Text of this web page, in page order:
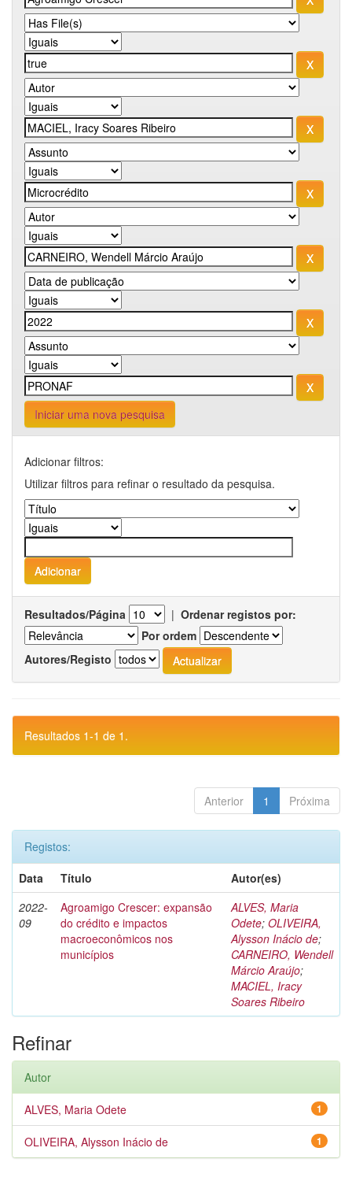
Iniciar uma nova pesquisa
Adicionar filtros:
Utilizar filtros para refinar o resultado da pesquisa.
Resultados/Página | Ordenar registos por:
Por ordem
Autores/Registo
Resultados 1-1 de 1.
Anterior 1 Próxima
Registos:
Data
Título
Autor(es)
2022-
09
Agroamigo Crescer: expansão
do crédito e impactos
macroeconômicos nos
municípios
ALVES, Maria
Odete; OLIVEIRA,
Alysson Inácio de;
CARNEIRO, Wendell
Márcio Araújo;
MACIEL, Iracy
Soares Ribeiro
Refinar
Autor
1
ALVES, Maria Odete
1
OLIVEIRA, Alysson Inácio de